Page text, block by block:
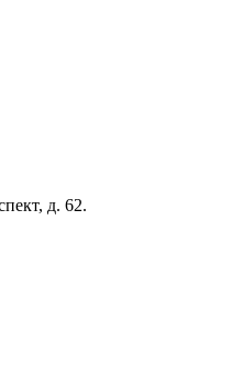
д. 62.